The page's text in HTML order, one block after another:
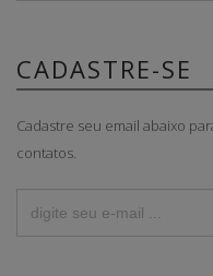
CADASTRE-SE
Cadastre seu email abaixo
contatos.